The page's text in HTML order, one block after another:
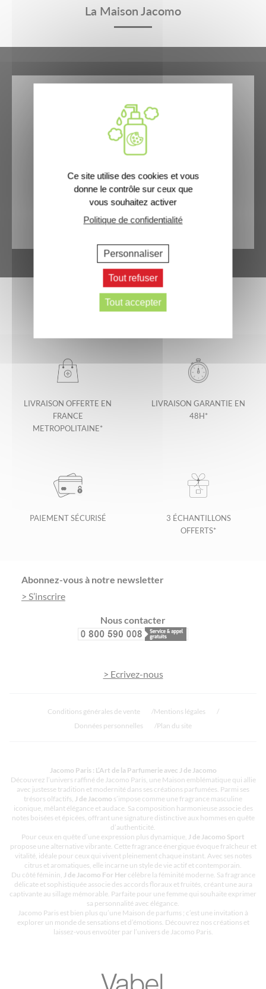
La Maison Jacomo
Jacomo Paris, créateur de parfums
depuis 1970.
DÉCOUVREZ
LIVRAISON OFFERTE EN
FRANCE
METROPOLITAINE*
LIVRAISON GARANTIE EN
48H*
PAIEMENT SÉCURISÉ
3 ÉCHANTILLONS
OFFERTS*
Abonnez-vous à notre newsletter
> S’inscrire
Nous contacter
> Ecrivez-nous
Conditions générales de vente
Mentions légales
Données personnelles
Plan du site
Jacomo Paris : L’Art de la Parfumerie avec J de Jacomo
Découvrez l’univers raffiné de Jacomo Paris, une Maison emblématique qui allie
avec justesse tradition et modernité dans ses créations parfumées. Parmi ses
trésors olfactifs, J de Jacomo s’impose comme une fragrance masculine
iconique, mêlant élégance et audace. Sa composition harmonieuse associe des
notes boisées et épicées, offrant une signature distinctive aux hommes en quête
d’authenticité.
Pour ceux en quête d’une expression plus dynamique, J de Jacomo Sport
propose une alternative vibrante. Cette fragrance énergique évoque fraîcheur et
vitalité, idéale pour ceux qui vivent pleinement chaque instant. Avec ses notes
citrus et aromatiques, elle incarne un style de vie actif et contemporain.
Du côté féminin, J de Jacomo For Her célèbre la féminité moderne. Sa fragrance
délicate et sophistiquée associe des accords floraux et fruités, créant une aura
captivante au sillage mémorable. Parfaite pour une femme qui souhaite exprimer
sa personnalité avec élégance.
Jacomo Paris est bien plus qu’une Maison de parfums ; c’est une invitation à
explorer un monde de sensations et d’émotions. Découvrez nos créations et
laissez-vous envoûter par l’univers de Jacomo Paris.
Ce site utilise des cookies et vous
donne le contrôle sur ceux que
vous souhaitez activer
Politique de confidentialité
Personnaliser
Tout refuser
Tout accepter